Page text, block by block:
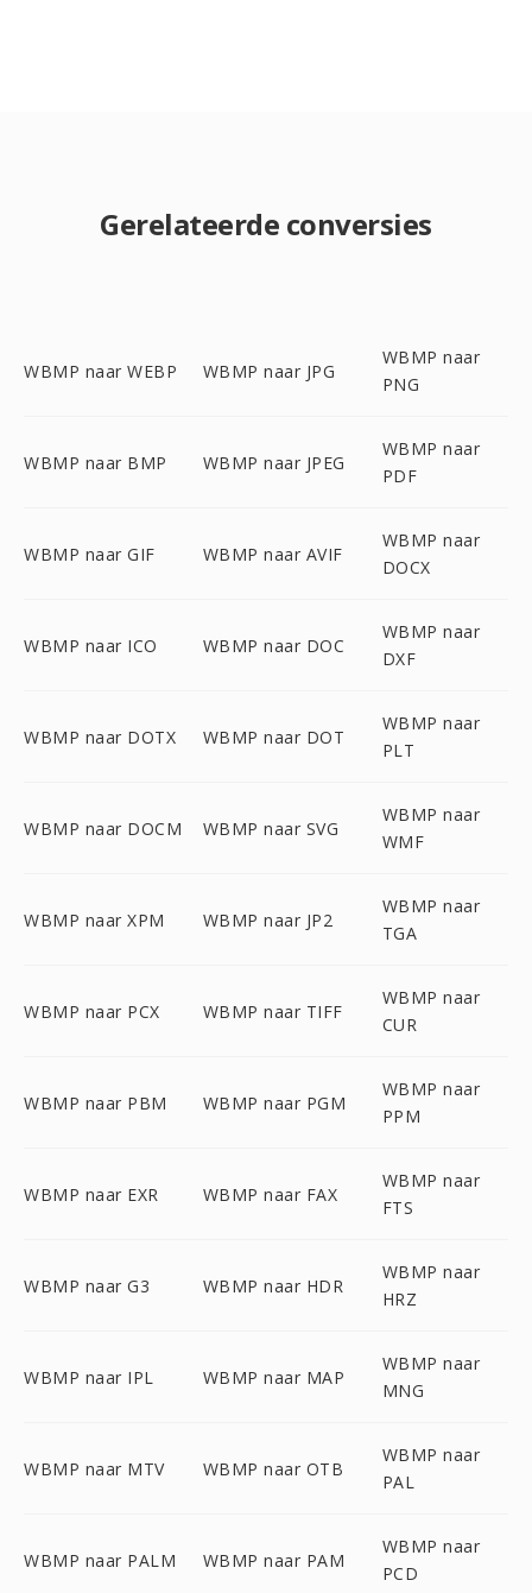
Gerelateerde conversies
WBMP naar WEBP WBMP naar JPG
WBMP naar
PNG
WBMP naar BMP WBMP naar JPEG
WBMP naar
PDF
WBMP naar GIF WBMP naar AVIF
WBMP naar
DOCX
WBMP naar ICO WBMP naar DOC
WBMP naar
DXF
WBMP naar DOTX WBMP naar DOT
WBMP naar
PLT
WBMP naar DOCM WBMP naar SVG
WBMP naar
WMF
WBMP naar XPM WBMP naar JP2
WBMP naar
TGA
WBMP naar PCX WBMP naar TIFF
WBMP naar
CUR
WBMP naar PBM WBMP naar PGM
WBMP naar
PPM
WBMP naar EXR WBMP naar FAX
WBMP naar
FTS
WBMP naar G3 WBMP naar HDR
WBMP naar
HRZ
WBMP naar IPL WBMP naar MAP
WBMP naar
MNG
WBMP naar MTV WBMP naar OTB
WBMP naar
PAL
WBMP naar PALM WBMP naar PAM
WBMP naar
PCD